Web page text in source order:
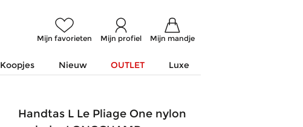
Mijn favorieten Mijn profiel Mijn mandje
Koopjes Nieuw OUTLET Luxe
Handtas L Le Pliage One nylon